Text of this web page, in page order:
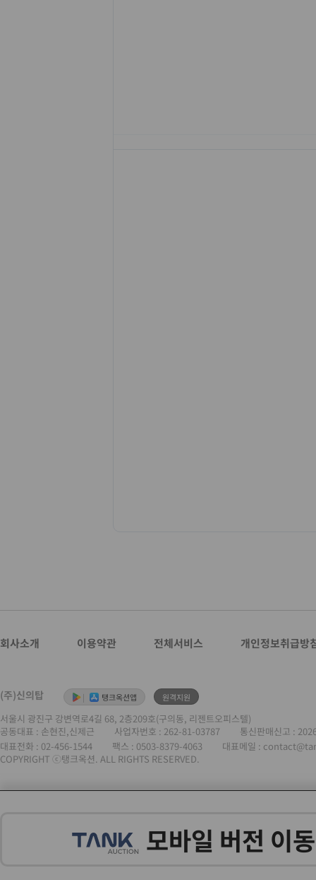
회사소개 이용약관 전체서비스 개인정보취급방
(주)신의탑 | 탱크옥션앱 원격지원
서울시 광진구 강변역로4길 68, 2층209호(구의동, 리젠트오피스텔)
공동대표 : 손현진,신제근
사업자번호 : 262-81-03787
통신판매신고 :
대표전화 : 02-456-1544 팩스 : 0503-8379-4063
대표메일 :
COPYRIGHT ⓒ탱크옥션. ALL RIGHTS RESERVED.
모바일 버전 이동